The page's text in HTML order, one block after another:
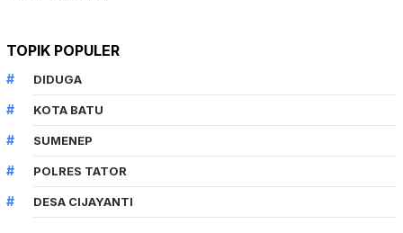
TOPIK POPULER
DIDUGA
KOTA BATU
SUMENEP
POLRES TATOR
DESA CIJAYANTI